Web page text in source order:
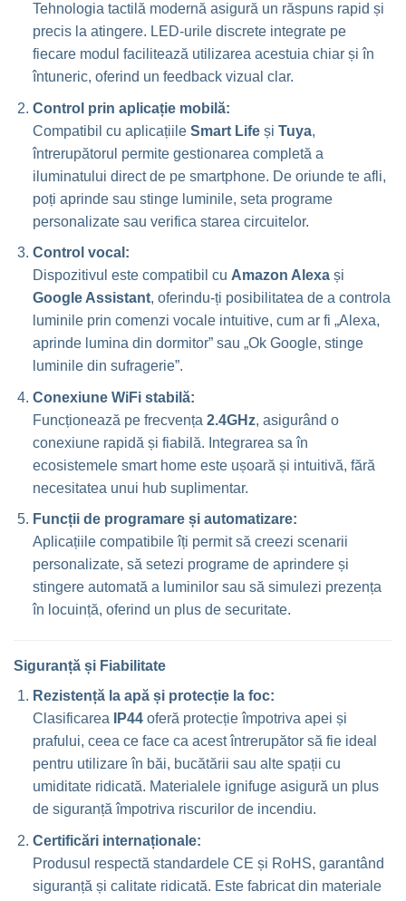
Tehnologia tactilă modernă asigură un răspuns rapid și
precis la atingere. LED-urile discrete integrate pe
fiecare modul facilitează utilizarea acestuia chiar și în
întuneric, oferind un feedback vizual clar.
Control prin aplicație mobilă:
Compatibil cu aplicațiile Smart Lifeși Tuya,
întrerupătorul permite gestionarea completă a
iluminatului direct de pe smartphone. De oriunde te afli,
poți aprinde sau stinge luminile, seta programe
personalizate sau verifica starea circuitelor.
Control vocal:
Dispozitivul este compatibil cu Amazon Alexași
Google Assistant, oferindu-ți posibilitatea de a controla
luminile prin comenzi vocale intuitive, cum ar fi „Alexa,
aprinde lumina din dormitor” sau „Ok Google, stinge
luminile din sufragerie”.
Conexiune WiFi stabilă:
Funcționează pe frecvența 2.4GHz, asigurând o
conexiune rapidă și fiabilă. Integrarea sa în
ecosistemele smart home este ușoară și intuitivă, fără
necesitatea unui hub suplimentar.
Funcții de programare și automatizare:
Aplicațiile compatibile îți permit să creezi scenarii
personalizate, să setezi programe de aprindere și
stingere automată a luminilor sau să simulezi prezența
în locuință, oferind un plus de securitate.
Siguranță și Fiabilitate
Rezistență la apă și protecție la foc:
Clasificarea
IP44oferă protecție împotriva apei și
prafului, ceea ce face ca acest întrerupător să fie ideal
pentru utilizare în băi, bucătării sau alte spații cu
umiditate ridicată. Materialele ignifuge asigură un plus
de siguranță împotriva riscurilor de incendiu.
Certificări internaționale:
Produsul respectă standardele CE și RoHS, garantând
siguranță și calitate ridicată. Este fabricat din materiale